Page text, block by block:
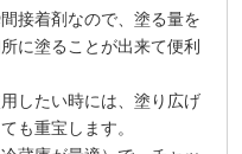
接着剤なので、塗る量を
に塗ることが出来て便利
したい時には、塗り広げ
も重宝します。